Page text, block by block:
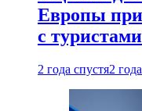
Европы
с туристами
2 года спустя2